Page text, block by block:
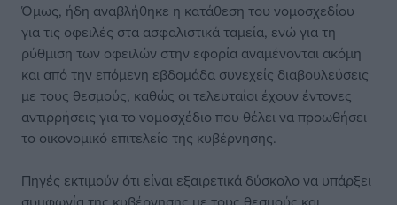
Όμως, ήδη αναβλήθηκε η κατάθεση του νομοσχεδίου
για τις οφειλές στα ασφαλιστικά ταμεία, ενώ για τη
ρύθμιση των οφειλών στην εφορία αναμένονται ακόμη
και από την επόμενη εβδομάδα συνεχείς διαβουλεύσεις
με τους θεσμούς, καθώς οι τελευταίοι έχουν έντονες
αντιρρήσεις για το νομοσχέδιο που θέλει να προωθήσει
το οικονομικό επιτελείο της κυβέρνησης.
Πηγές εκτιμούν ότι είναι εξαιρετικά δύσκολο να υπάρξει